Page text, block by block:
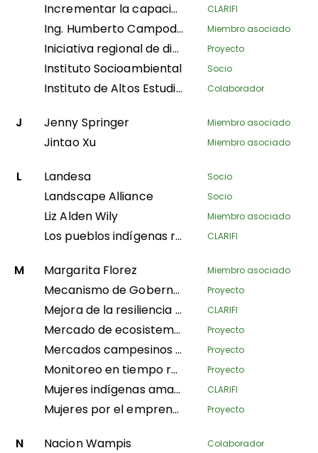
Incrementar la capacidad organizativa de los pueblos indígenas y la visibilidad comunitaria en el fortalecimiento de las bases de reivindicación de sus derechos tradicionales CLARIFI
Ing. Humberto Campodonico Sanchez Miembro asociado
Iniciativa regional de diálogo e investigación sobre la gobernanza territorial Proyecto
Instituto Socioambiental Socio
Instituto de Altos Estudios Nacionales Colaborador
J Jenny Springer Miembro asociado
Jintao Xu Miembro asociado
L Landesa Socio
Landscape Alliance Socio
Liz Alden Wily Miembro asociado
Los pueblos indígenas recuperando los ecosistemas andinos para el Buen Vivir CLARIFI
M Margarita Florez Miembro asociado
Mecanismo de Gobernanza Territorial Proyecto
Mejora de la resiliencia de los pastores a través de la gestión integrada de los recursos naturales en el norte de Kenia CLARIFI
Mercado de ecosistemas Proyecto
Mercados campesinos como estrategia comunitaria para la seguridad y soberanía alimentaria en Alta Verapaz Proyecto
Monitoreo en tiempo real Proyecto
Mujeres indígenas amazónicas protegiendo los bosques y el conocimiento tradicional para la gobernanza territorial CLARIFI
Mujeres por el emprendimiento y la resiliencia: transformar las cadenas de valor de la piscicultura y la silvicultura en Nepal Proyecto
N Nacion Wampis Colaborador